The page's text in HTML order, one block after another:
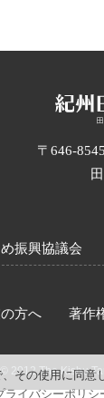
その使用に同意
ライバシーポリシ
〒646-
振興協議会
方へ 著作
© 2012 The Kishu